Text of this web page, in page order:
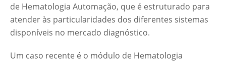
de Hematologia Automação, que é estruturado para
atender às particularidades dos diferentes sistemas
disponíveis no mercado diagnóstico.
Um caso recente é o módulo de Hematologia